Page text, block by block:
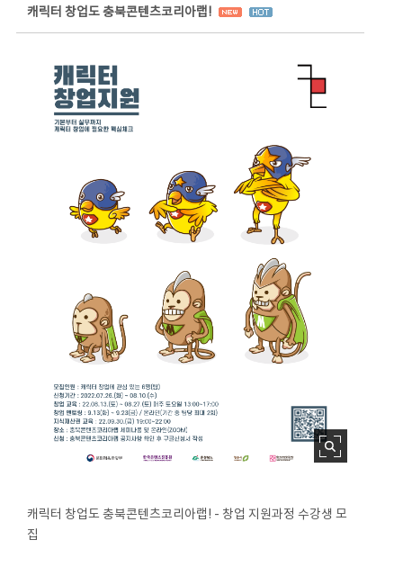
캐릭터 창업도 충북콘텐츠코리아랩!
캐릭터 창업도 충북콘텐츠코리아랩! - 창업 지원과정 수강생 모
집